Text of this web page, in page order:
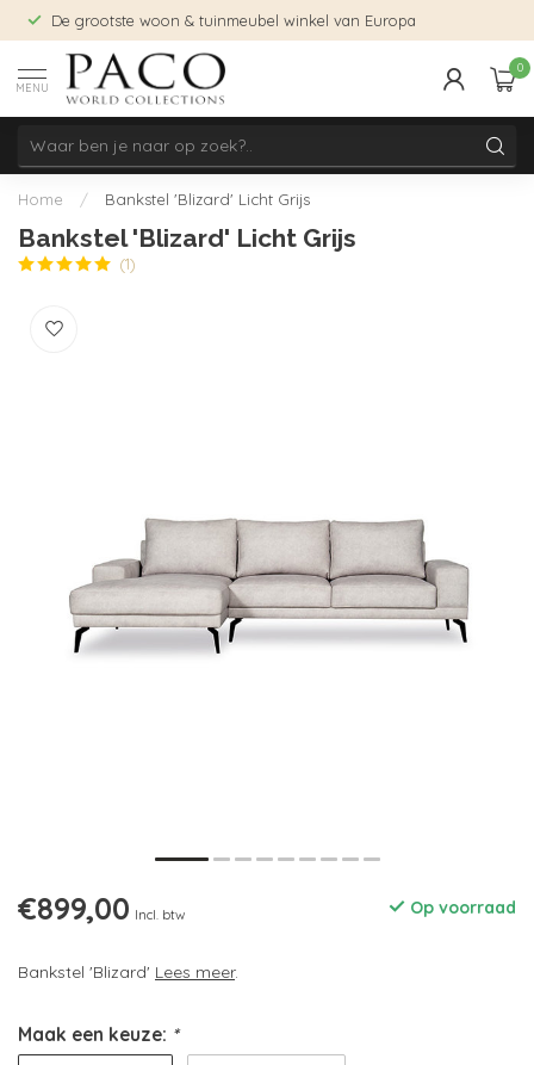
De grootste woon & tuinmeubel winkel van Europa
MENU
0
Home / Bankstel 'Blizard' Licht Grijs
Bankstel 'Blizard' Licht Grijs
(1)
€899,00 Incl. btw Op voorraad
Bankstel 'Blizard' Lees meer.
Maak een keuze: *